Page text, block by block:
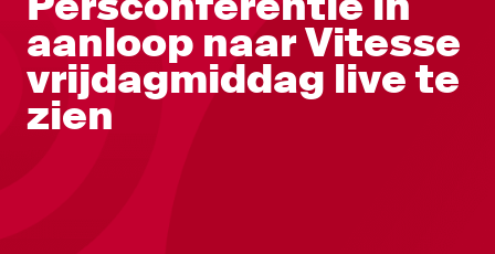
aanloop naar Vitesse
vrijdagmiddag live te
zien